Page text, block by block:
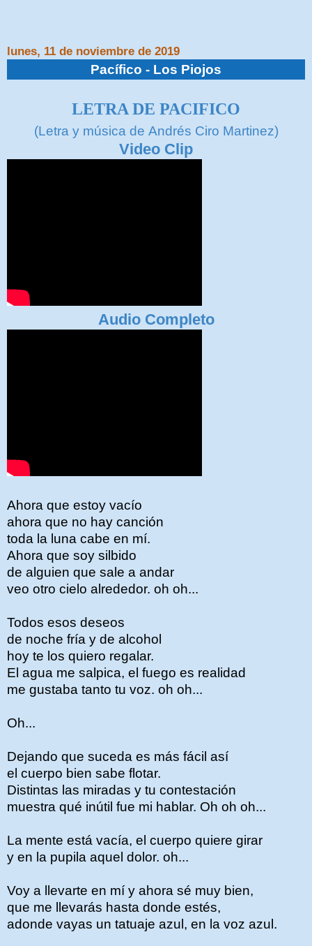
lunes, 11 de noviembre de 2019
Pacífico - Los Piojos
LETRA DE PACIFICO
(Letra y música de Andrés Ciro Martinez)
Video Clip
Audio Completo
Ahora que estoy vacío
ahora que no hay canción
toda la luna cabe en mí.
Ahora que soy silbido
de alguien que sale a andar
veo otro cielo alrededor. oh oh...
Todos esos deseos
de noche fría y de alcohol
hoy te los quiero regalar.
El agua me salpica, el fuego es realidad
me gustaba tanto tu voz. oh oh...
Oh...
Dejando que suceda es más fácil así
el cuerpo bien sabe flotar.
Distintas las miradas y tu contestación
muestra qué inútil fue mi hablar. Oh oh oh...
La mente está vacía, el cuerpo quiere girar
y en la pupila aquel dolor. oh...
Voy a llevarte en mí y ahora sé muy bien,
que me llevarás hasta donde estés,
adonde vayas un tatuaje azul, en la voz azul.